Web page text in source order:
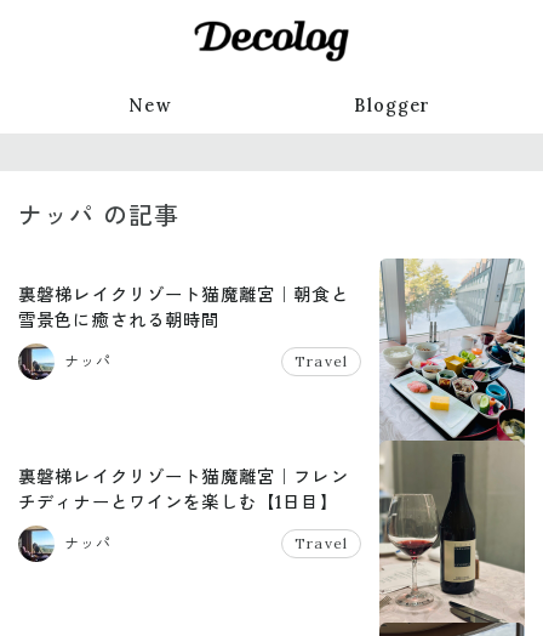
New Blogger
ナッパ の記事
裏磐梯レイクリゾート猫魔離宮｜朝食と
雪景色に癒される朝時間
ナッパ Travel
裏磐梯レイクリゾート猫魔離宮｜フレン
チディナーとワインを楽しむ【1日目】
ナッパ Travel